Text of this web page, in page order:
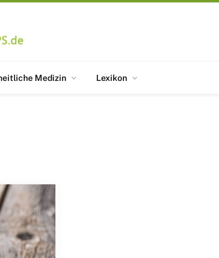
Medizin Lexikon